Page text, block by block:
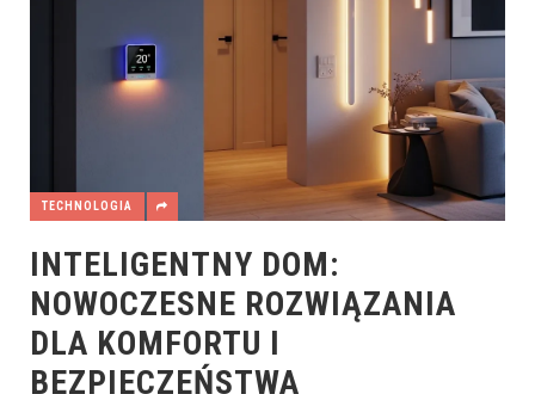
TECHNOLOGIA
INTELIGENTNY DOM:
NOWOCZESNE ROZWIĄZANIA
DLA KOMFORTU I
BEZPIECZEŃSTWA